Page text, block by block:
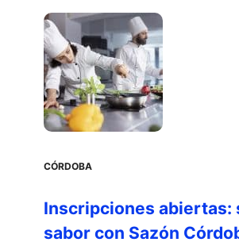
CÓRDOBA
Inscripciones abiertas:
sabor con Sazón